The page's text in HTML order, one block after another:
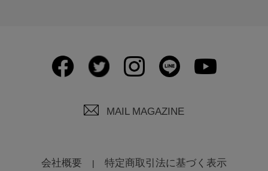
MAIL MAGAZINE
会社概要 特定商取引法に基づく表示